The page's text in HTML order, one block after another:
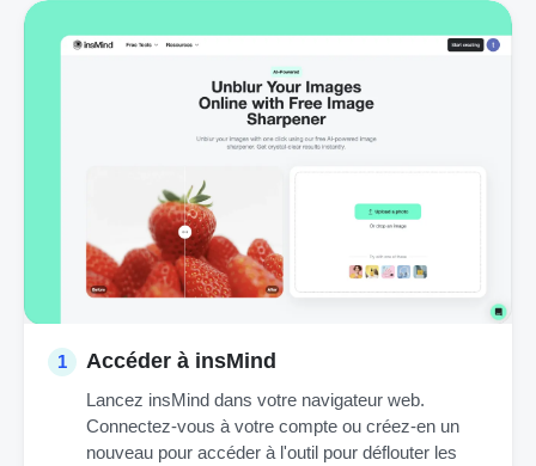
1 Accéder à insMind
Lancez insMind dans votre navigateur web.
Connectez-vous à votre compte ou créez-en un
nouveau pour accéder à l'outil pour déflouter les